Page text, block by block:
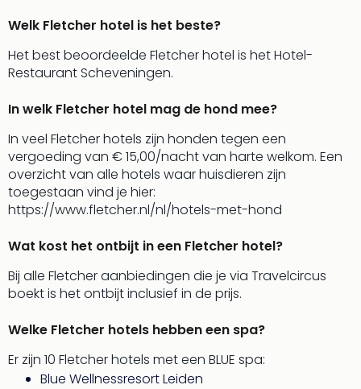
Welk Fletcher hotel is het beste?
Het best beoordeelde Fletcher hotel is het Hotel-
Restaurant Scheveningen.
In welk Fletcher hotel mag de hond mee?
In veel Fletcher hotels zijn honden tegen een
vergoeding van € 15,00/nacht van harte welkom. Een
overzicht van alle hotels waar huisdieren zijn
toegestaan vind je hier:
https://www.fletcher.nl/nl/hotels-met-hond
Wat kost het ontbijt in een Fletcher hotel?
Bij alle Fletcher aanbiedingen die je via Travelcircus
boekt is het ontbijt inclusief in de prijs.
Welke Fletcher hotels hebben een spa?
Er zijn 10 Fletcher hotels met een BLUE spa:
Blue Wellnessresort Leiden